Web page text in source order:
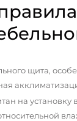
щита,
на установку